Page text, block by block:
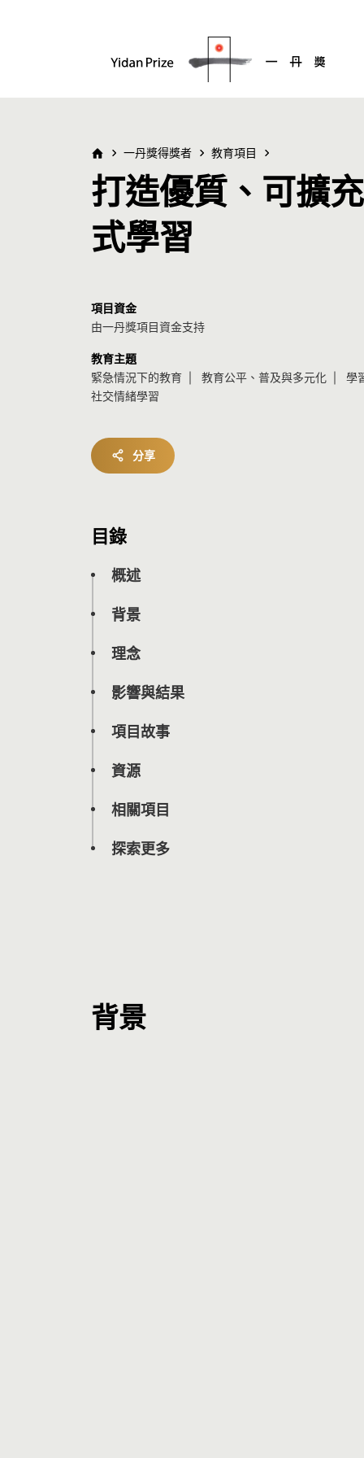
一丹獎得獎者 教育項目
打造優質、可擴
式學習
項目資金
由一丹獎項目資金支持
教育主題
緊急情況下的教育
教育公平、普及與多元化
學
社交情緒學習
分享
目錄
概述
背景
理念
影響與結果
項目故事
資源
相關項目
探索更多
背景